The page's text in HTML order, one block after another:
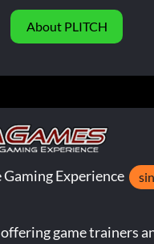
About PLITCH
Experience
game trainers